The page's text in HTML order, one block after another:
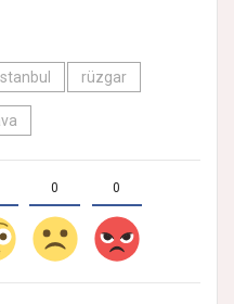
rüzgar
0 0